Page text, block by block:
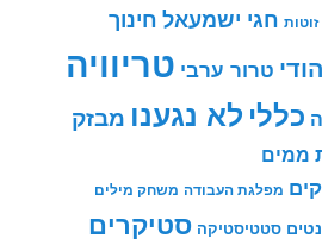
זוטות חגי ישמעאל חינוך
טרור ערבי טריוויה
כללי לא נגענו מבזק
ממים
מפלגת העבודה משחק מילים
סטטיסטיקה סטיקרים